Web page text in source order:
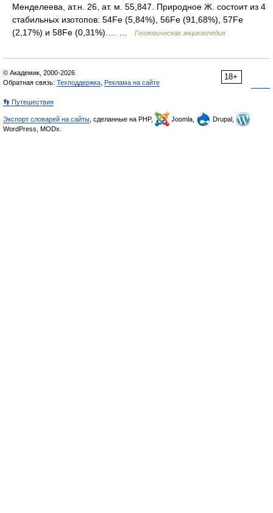
Mенделеева, ат.н. 26, ат. м. 55,847. Природное Ж. состоит из 4
стабильных изотопов: 54Fe (5,84%), 56Fe (91,68%), 57Fe
(2,17%) и 58Fe (0,31%).… …
Геологическая энциклопедия
18+
© Академик, 2000-2026
Обратная связь: Техподдержка Реклама на сайте
👣 Путешествия
Экспорт словарей на сайты , сделанные на PHP, Joomla,
Drupal,
WordPress, MODx.